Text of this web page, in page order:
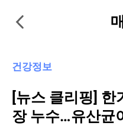
건강정보
[뉴스 클리핑] 한
장 누수…유산균